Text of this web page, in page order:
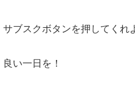
サブスクボタンを押してくれ
良い一日を！